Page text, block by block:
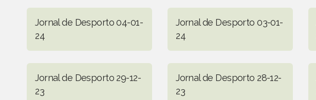
Jornal de Desporto 04-01-
24
Jornal de Desporto 03-01-
24
Jornal de Desporto 29-12-
23
Jornal de Desporto 28-12-
23